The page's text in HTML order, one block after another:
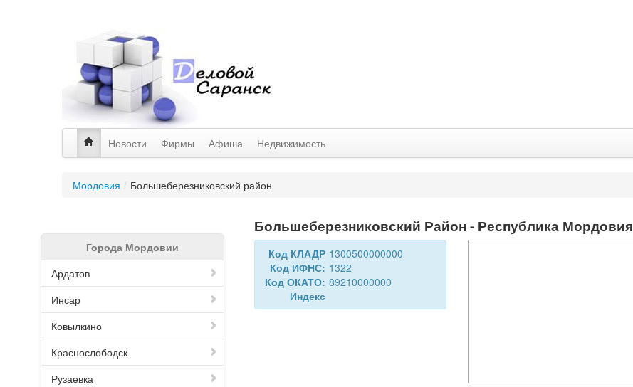
Новости Фирмы Афиша Недвижимость
Мордовия / Большеберезниковский район
Города Мордовии
Ардатов
Инсар
Ковылкино
Краснослободск
Рузаевка
Большеберезниковский Район - Республика Мордовия
Код КЛАДР 1300500000000
Код ИФНС: 1322
Код ОКАТО: 89210000000
Индекс